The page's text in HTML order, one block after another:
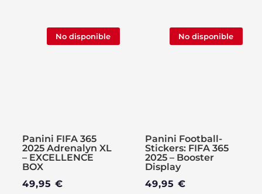
Panini FIFA 365
2025 Adrenalyn XL
– EXCELLENCE
BOX
49,95€
No disponible
Panini Football-
Stickers: FIFA 365
2025 – Booster
Display
49,95€
No disponible